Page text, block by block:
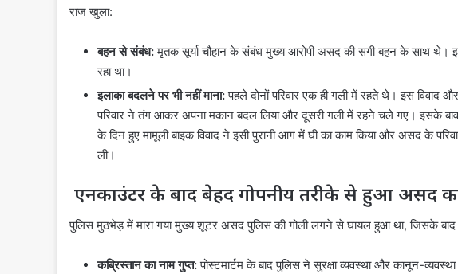
राज खुला:
बहन से संबंध:मृतक सूर्या चौहान के संबंध मुख्य आरोपी असद की सगी बहन के साथ थे।
रहा था।
इलाका बदलने पर भी नहीं माना:पहले दोनों परिवार एक ही गली में रहते थे। इस
परिवार ने तंग आकर अपना मकान बदल लिया और दूसरी गली में रहने चले गए। इसके
के दिन हुए मामूली बाइक विवाद ने इसी पुरानी आग में घी का काम किया और असद के
ली।
एनकाउंटर के बाद बेहद गोपनीय तरीके से हुआ असद
पुलिस मुठभेड़ में मारा गया मुख्य शूटर असद पुलिस की गोली लगने से घायल हुआ था, जिसके बाद
कब्रिस्तान का नाम गुप्त:पोस्टमार्टम के बाद पुलिस ने सुरक्षा व्यवस्था और कानून-